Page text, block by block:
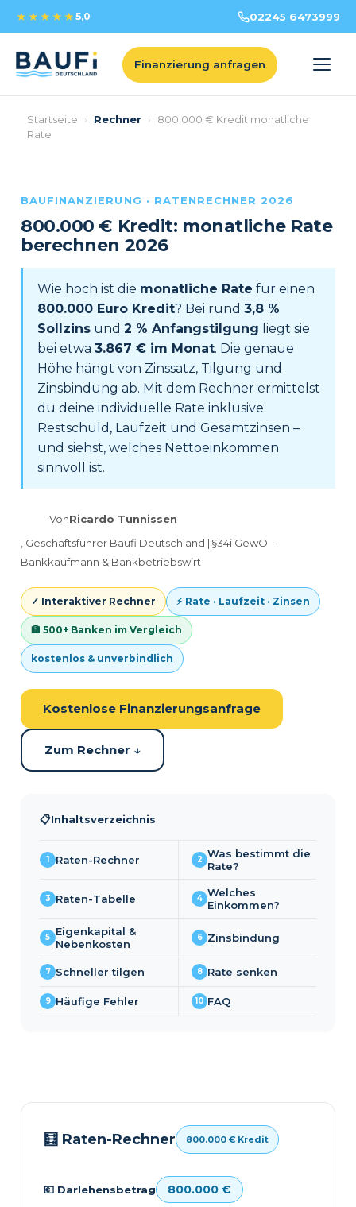
★★★★★ 5,0 02245 6473999
Finanzierung anfragen
Startseite › Rechner ›
800.000 € Kredit monatliche
Rate
BAUFINANZIERUNG · RATENRECHNER 2026
800.000 € Kredit: monatliche Rate
berechnen 2026
Wie hoch ist die monatliche Rate für einen
800.000 Euro Kredit? Bei rund 3,8 %
Sollzins und 2 % Anfangstilgung liegt sie
bei etwa 3.867 € im Monat. Die genaue
Höhe hängt von Zinssatz, Tilgung und
Zinsbindung ab. Mit dem Rechner ermittelst
du deine individuelle Rate inklusive
Restschuld, Laufzeit und Gesamtzinsen –
und siehst, welches Nettoeinkommen
sinnvoll ist.
VonRicardo Tunnissen
, Geschäftsführer Baufi Deutschland | §34i GewO ·
Bankkaufmann & Bankbetriebswirt
✓ Interaktiver Rechner ⚡ Rate · Laufzeit · Zinsen
🏦 500+ Banken im Vergleich
kostenlos & unverbindlich
Kostenlose Finanzierungsanfrage
Zum Rechner ↓
📋Inhaltsverzeichnis
1 Raten-Rechner 2 Was bestimmt die
Rate?
3 Raten-Tabelle 4 Welches
Einkommen?
5
Eigenkapital &
Nebenkosten
6 Zinsbindung
7 Schneller tilgen 8 Rate senken
9 Häufige Fehler 10 FAQ
🧮 Raten-Rechner 800.000 € Kredit
💶 Darlehensbetrag 800.000 €